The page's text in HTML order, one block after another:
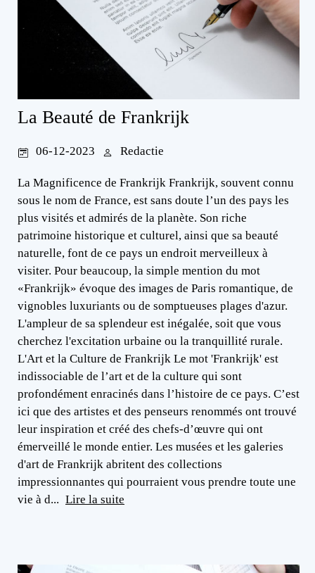
La Beauté de Frankrijk
06-12-2023 Redactie
La Magnificence de Frankrijk Frankrijk, souvent connu
sous le nom de France, est sans doute l’un des pays les
plus visités et admirés de la planète. Son riche
patrimoine historique et culturel, ainsi que sa beauté
naturelle, font de ce pays un endroit merveilleux à
visiter. Pour beaucoup, la simple mention du mot
«Frankrijk» évoque des images de Paris romantique, de
vignobles luxuriants ou de somptueuses plages d'azur.
L'ampleur de sa splendeur est inégalée, soit que vous
cherchez l'excitation urbaine ou la tranquillité rurale.
L'Art et la Culture de Frankrijk Le mot 'Frankrijk' est
indissociable de l’art et de la culture qui sont
profondément enracinés dans l’histoire de ce pays. C’est
ici que des artistes et des penseurs renommés ont trouvé
leur inspiration et créé des chefs-d’œuvre qui ont
émerveillé le monde entier. Les musées et les galeries
d'art de Frankrijk abritent des collections
impressionnantes qui pourraient vous prendre toute une
vie à d... Lire la suite